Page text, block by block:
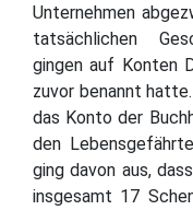
Unternehmen
tatsächlichen
gingen auf Konten
zuvor benannt
das Konto der
den
ging davon aus,
insgesamt 17